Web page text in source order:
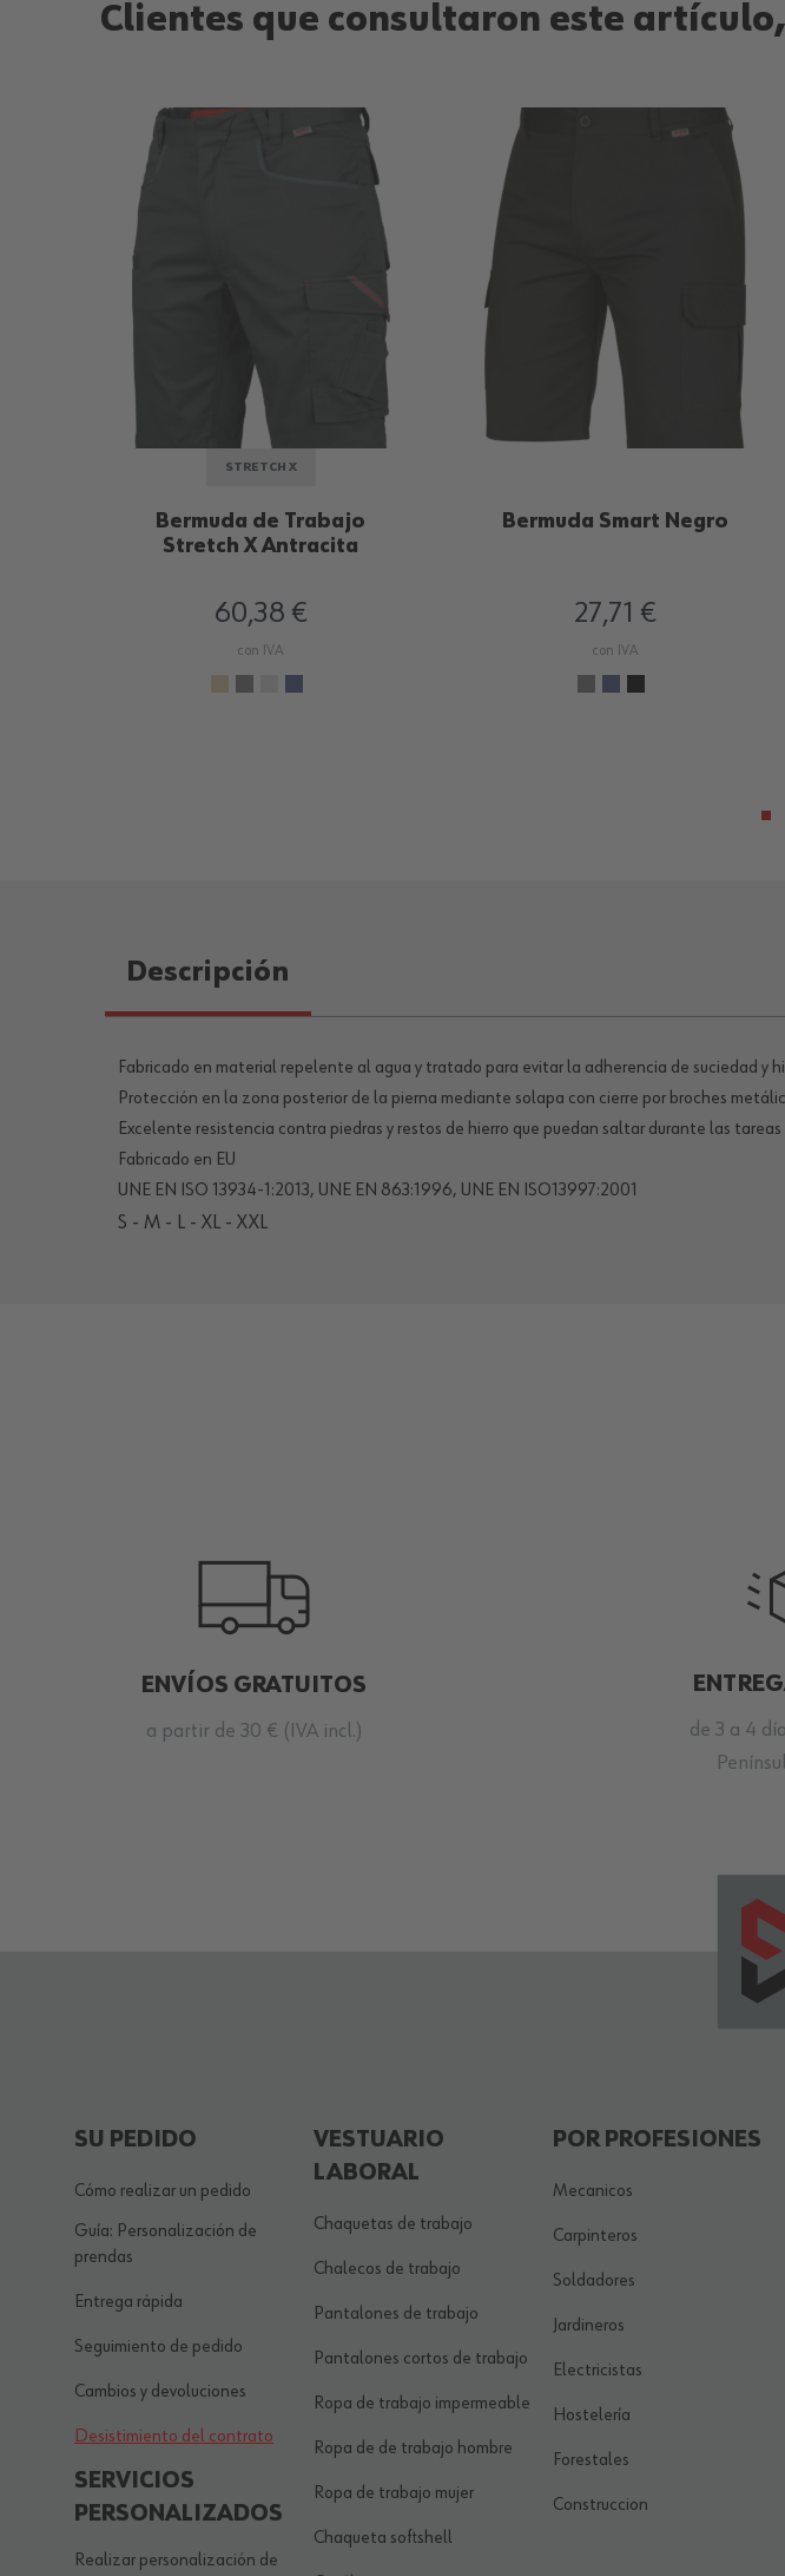
Clientes que consultaron este
STRETCH X
Bermuda de Trabajo
Stretch X Antracita
60,38 €
con IVA
Bermuda Smart Negro
27,71 €
con IVA
Descripción
Fabricado en material repelente al agua y tratado para evitar la adherencia de suciedad y
Protección en la zona posterior de la pierna mediante solapa con cierre por broches
Excelente resistencia contra piedras y restos de hierro que puedan saltar durante las
Fabricado en EU
UNE EN ISO 13934-1:2013, UNE EN 863:1996, UNE EN ISO13997:2001
S - M - L - XL - XXL
ENVÍOS GRATUITOS
a partir de 30 € (IVA incl.)
de 3 a 4
SU PEDIDO
Cómo realizar un pedido
Guía: Personalización de
prendas
Entrega rápida
Seguimiento de pedido
Cambios y devoluciones
Desistimiento del contrato
SERVICIOS
PERSONALIZADOS
Realizar personalización de
VESTUARIO
LABORAL
Chaquetas de trabajo
Chalecos de trabajo
Pantalones de trabajo
Pantalones cortos de trabajo
Ropa de trabajo impermeable
Ropa de de trabajo hombre
Ropa de trabajo mujer
Chaqueta softshell
POR PROFESIONES
Mecanicos
Carpinteros
Soldadores
Jardineros
Electricistas
Hostelería
Forestales
Construccion